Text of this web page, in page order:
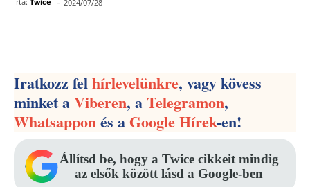
2024/07/28
Iratkozz felhírlevelünkre, vagy kövess
minket aViberen, aTelegramon,
Whatsapponés aGoogle Hírek-en!
Állítsd be, hogy a Twice cikkeit mindig
az elsők között lásd a Google-ben